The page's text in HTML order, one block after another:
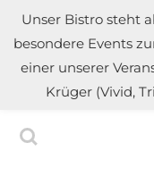
Zum
Hauptinhalt
springen
Unser Bistro steht
besondere Events
einer unserer
Krüger (Vivid,